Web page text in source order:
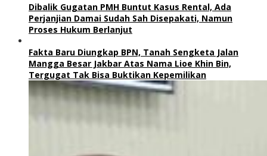
Dibalik Gugatan PMH Buntut Kasus Rental, Ada
Perjanjian Damai Sudah Sah Disepakati, Namun
Proses Hukum Berlanjut
Fakta Baru Diungkap BPN, Tanah Sengketa Jalan
Mangga Besar Jakbar Atas Nama Lioe Khin Bin,
Tergugat Tak Bisa Buktikan Kepemilikan